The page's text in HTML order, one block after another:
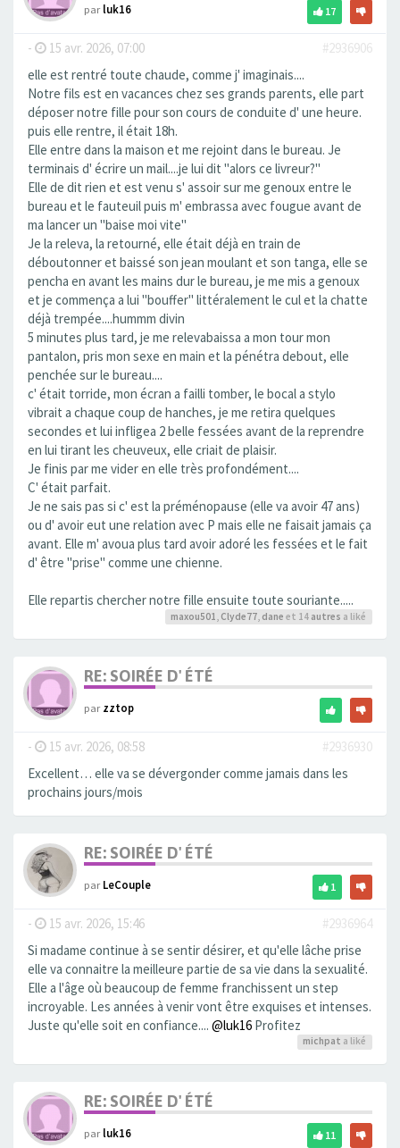
parluk16 17
- 15 avr. 2026, 07:00
#2936906
elle est rentré toute chaude, comme j' imaginais....
Notre fils est en vacances chez ses grands parents, elle part
déposer notre fille pour son cours de conduite d' une heure.
puis elle rentre, il était 18h.
Elle entre dans la maison et me rejoint dans le bureau. Je
terminais d' écrire un mail....je lui dit "alors ce livreur?"
Elle de dit rien et est venu s' assoir sur me genoux entre le
bureau et le fauteuil puis m' embrassa avec fougue avant de
ma lancer un "baise moi vite"
Je la releva, la retourné, elle était déjà en train de
déboutonner et baissé son jean moulant et son tanga, elle se
pencha en avant les mains dur le bureau, je me mis a genoux
et je commença a lui "bouffer" littéralement le cul et la chatte
déjà trempée....hummm divin
5 minutes plus tard, je me relevabaissa a mon tour mon
pantalon, pris mon sexe en main et la pénétra debout, elle
penchée sur le bureau....
c' était torride, mon écran a failli tomber, le bocal a stylo
vibrait a chaque coup de hanches, je me retira quelques
secondes et lui infligea 2 belle fessées avant de la reprendre
en lui tirant les cheuveux, elle criait de plaisir.
Je finis par me vider en elle très profondément....
C' était parfait.
Je ne sais pas si c' est la préménopause (elle va avoir 47 ans)
ou d' avoir eut une relation avec P mais elle ne faisait jamais ça
avant. Elle m' avoua plus tard avoir adoré les fessées et le fait
d' être "prise" comme une chienne.
Elle repartis chercher notre fille ensuite toute souriante.....
maxou501 Clyde77 dane et 14 autres a liké
RE: SOIRÉE D' ÉTÉ
parzztop
- 15 avr. 2026, 08:58
#2936930
Excellent… elle va se dévergonder comme jamais dans les
prochains jours/mois
RE: SOIRÉE D' ÉTÉ
parLeCouple 1
- 15 avr. 2026, 15:46
#2936964
Si madame continue à se sentir désirer, et qu'elle lâche prise
elle va connaitre la meilleure partie de sa vie dans la sexualité.
Elle a l'âge où beaucoup de femme franchissent un step
incroyable. Les années à venir vont être exquises et intenses.
Juste qu'elle soit en confiance.... @luk16 Profitez
michpat a liké
RE: SOIRÉE D' ÉTÉ
parluk16 11